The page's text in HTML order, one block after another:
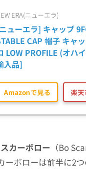
ERA(ニューエラ)
ューエラ] キャップ
CAP 帽子 キャ
LOW PROFILE (オハ
入品]
Amazonで見る 楽
カーボロー （Bo
ーボローは前半に2